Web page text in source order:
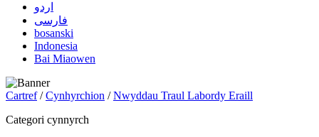
اردو
فارسی
bosanski
Indonesia
Bai Miaowen
Cartref/Cynhyrchion /Nwyddau Traul Labordy Eraill
Categori cynnyrch